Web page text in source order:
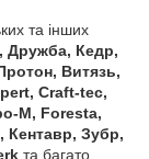
та інших
Дружба, Кедр,
Витязь,
Craft‑tec,
Foresta,
Кентавр, Зубр,
та багато